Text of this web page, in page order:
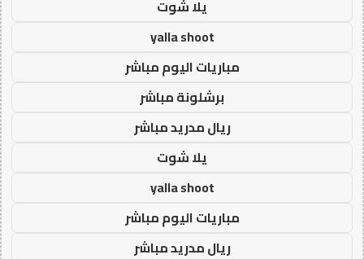
يلا شوت
yalla shoot
مباريات اليوم مباشر
برشلونة مباشر
ريال مدريد مباشر
يلا شوت
yalla shoot
مباريات اليوم مباشر
ريال مدريد مباشر